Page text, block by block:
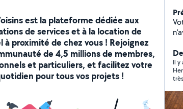
est la plateforme dédiée aux
de services et à la location de
à proximité de chez vous ! Rejoignez
de 4,5 millions de membres,
et particuliers, et facilitez votre
pour tous vos projets !
Il y